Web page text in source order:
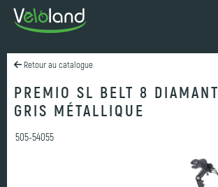
Retour au catalogue
PREMIO SL BELT 8 DIAMANT
GRIS MÉTALLIQUE
505-54055